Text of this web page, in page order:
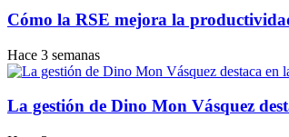
Cómo la RSE mejora la
Hace 3 semanas
La gestión de Dino Mon Vásquez